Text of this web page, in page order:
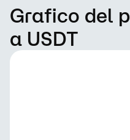
Grafico del
a USDT